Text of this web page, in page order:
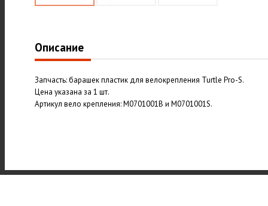
Описание
Запчасть: барашек пластик для велокрепления Turtle Pro-S.
Цена указана за 1 шт.
Артикул вело крепления: M0701001B и M0701001S.